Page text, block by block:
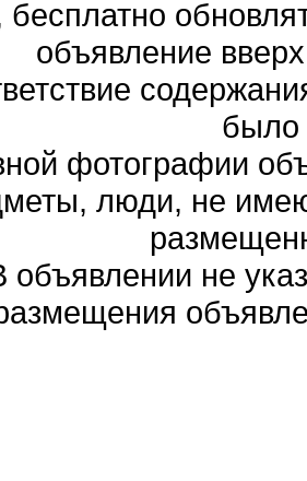
бесплатно
объявление
было
фотографии
люди, не
объявлении не